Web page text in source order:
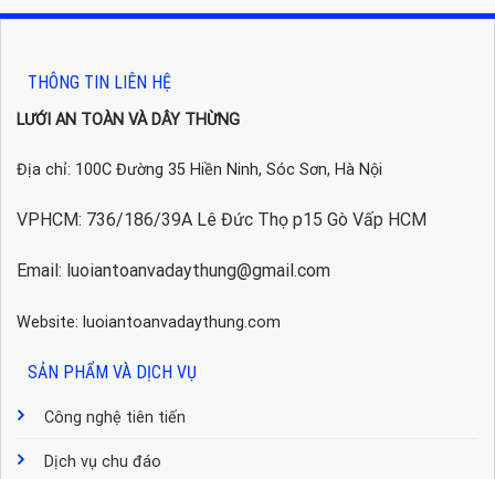
THÔNG TIN LIÊN HỆ
LƯỚI AN TOÀN VÀ DÂY THỪNG
Địa chỉ: 100C Đường 35 Hiền Ninh, Sóc Sơn, Hà Nội
VPHCM: 736/186/39A Lê Đức Thọ p15 Gò Vấp HCM
Email: luoiantoanvadaythung@gmail.com
Website: luoiantoanvadaythung.com
SẢN PHẨM VÀ DỊCH VỤ
Công nghệ tiên tiến
Dịch vụ chu đáo